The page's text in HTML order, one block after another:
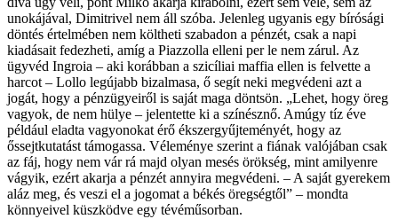
unokájával, Dimitrivel nem áll szóba. Jelenleg ugyanis egy bírósági
döntés értelmében nem költheti szabadon a pénzét, csak a napi
kiadásait fedezheti, amíg a Piazzolla elleni per le nem zárul. Az
ügyvéd ­Ingroia – aki korábban a szicíliai maffia ellen is felvette a
harcot – Lollo legújabb bizalmasa, ő segít neki megvédeni azt a
jogát, hogy a pénzügyeiről is saját maga döntsön. „Lehet, hogy öreg
vagyok, de nem hülye – jelentette ki a színésznő. Amúgy tíz éve
például eladta vagyonokat érő ékszergyűjteményét, hogy az
őssejtkutatást támogassa. Véleménye szerint a fiának valójában csak
az fáj, hogy nem vár rá majd olyan mesés örökség, mint amilyenre
vágyik, ezért akarja a pénzét annyira megvédeni. – A saját gyerekem
aláz meg, és veszi el a jogomat a békés öregségtől” – mondta
könnyeivel küszködve egy tévéműsorban.